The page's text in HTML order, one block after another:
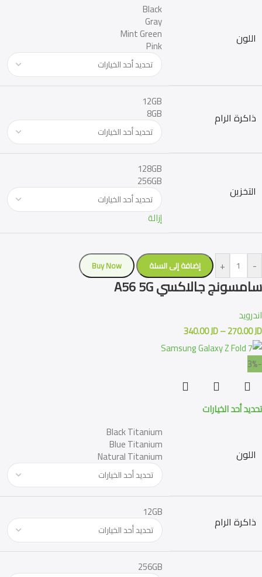
اللون
Black
Gray
Mint Green
Pink
ذاكرة الرام
12GB
8GB
التخزين
128GB
256GB
إزالة
-
+ إضافة إلى السلة Buy Now
سامسونج جالاكسي A56 5G
اندرويد
270.00JD
–
340.00JD
-3%
تحديد أحد الخيارات
اللون
Black Titanium
Blue Titanium
Natural Titanium
ذاكرة الرام
12GB
256GB